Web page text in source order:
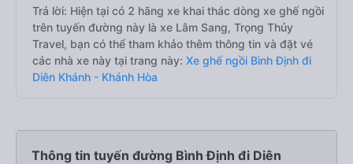
Trả lời: Hiện tại có 2 hãng xe khai thác dòng xe ghế ngồi
trên tuyến đường này là xe Lâm Sang, Trọng Thủy
Travel, bạn có thể tham khảo thêm thông tin và đặt vé
các nhà xe này tại trang này: Xe ghế ngồi Bình Định đi
Diên Khánh - Khánh Hòa
Thông tin tuyến đường Bình Định đi Diên